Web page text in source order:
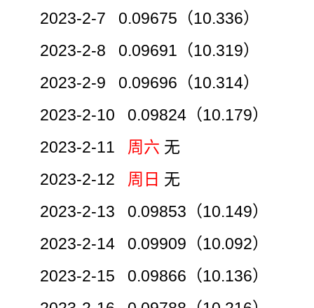
2023-2-7 0.09675（10.336）
2023-2-8 0.09691（10.319）
2023-2-9 0.09696（10.314）
2023-2-10 0.09824（10.179）
2023-2-11 周六 无
2023-2-12 周日 无
2023-2-13 0.09853（10.149）
2023-2-14 0.09909（10.092）
2023-2-15 0.09866（10.136）